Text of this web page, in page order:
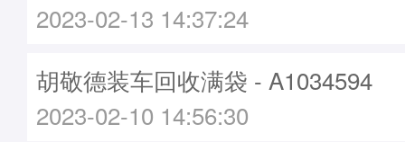
2023-02-13 14:37:24
胡敬德装车回收满袋 - A1034594
2023-02-10 14:56:30